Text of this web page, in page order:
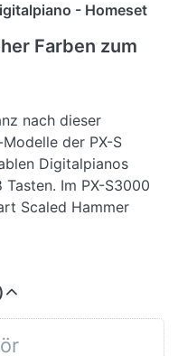
- Homeset
Farben zum
nach dieser
der PX-S
Digitalpianos
Im PX-S3000
Scaled Hammer
Zusammen mit
und zahlreichen
der Chordana
ist das PX-
für Zuhause und